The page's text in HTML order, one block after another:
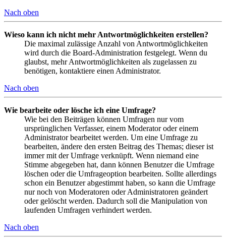
Nach oben
Wieso kann ich nicht mehr Antwortmöglichkeiten erstellen?
Die maximal zulässige Anzahl von Antwortmöglichkeiten
wird durch die Board-Administration festgelegt. Wenn du
glaubst, mehr Antwortmöglichkeiten als zugelassen zu
benötigen, kontaktiere einen Administrator.
Nach oben
Wie bearbeite oder lösche ich eine Umfrage?
Wie bei den Beiträgen können Umfragen nur vom
ursprünglichen Verfasser, einem Moderator oder einem
Administrator bearbeitet werden. Um eine Umfrage zu
bearbeiten, ändere den ersten Beitrag des Themas; dieser ist
immer mit der Umfrage verknüpft. Wenn niemand eine
Stimme abgegeben hat, dann können Benutzer die Umfrage
löschen oder die Umfrageoption bearbeiten. Sollte allerdings
schon ein Benutzer abgestimmt haben, so kann die Umfrage
nur noch von Moderatoren oder Administratoren geändert
oder gelöscht werden. Dadurch soll die Manipulation von
laufenden Umfragen verhindert werden.
Nach oben